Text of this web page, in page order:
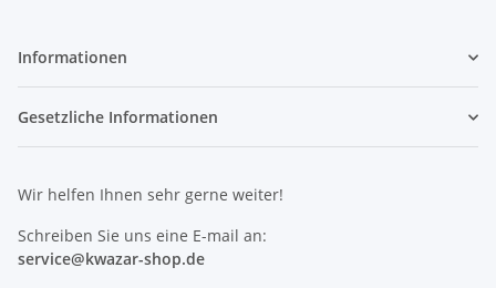
Informationen
Gesetzliche Informationen
Wir helfen Ihnen sehr gerne weiter!
Schreiben Sie uns eine E-mail an:
service@kwazar-shop.de